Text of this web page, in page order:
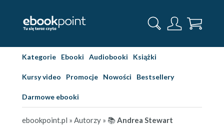
Kategorie Ebooki Audiobooki Książki
Kursy video Promocje Nowości Bestsellery
Darmowe ebooki
ebookpoint.pl » Autorzy » 📚Andrea Stewart